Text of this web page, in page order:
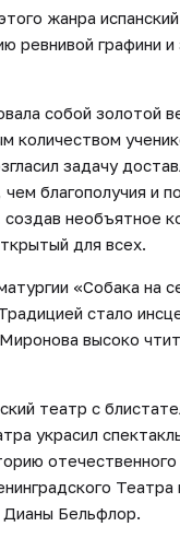
жанра
ревнивой графини
собой золотой
количеством
задачу
благополучия и
необъятное
для всех.
«Собака на
стало
высоко
театр с
украсил
Дианы Бельфлор.